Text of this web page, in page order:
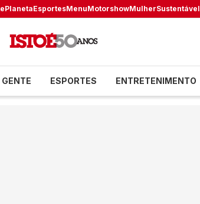
PlanetaEsportesMenuMotorshowMulherSustentável
GENTE ESPORTES ENTRETENIMENTO